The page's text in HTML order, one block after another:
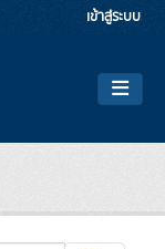
เข้าสู่ระบบ